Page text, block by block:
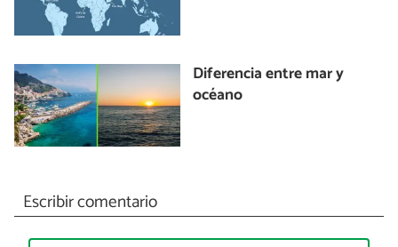
Diferencia entre mar y
océano
Escribir comentario